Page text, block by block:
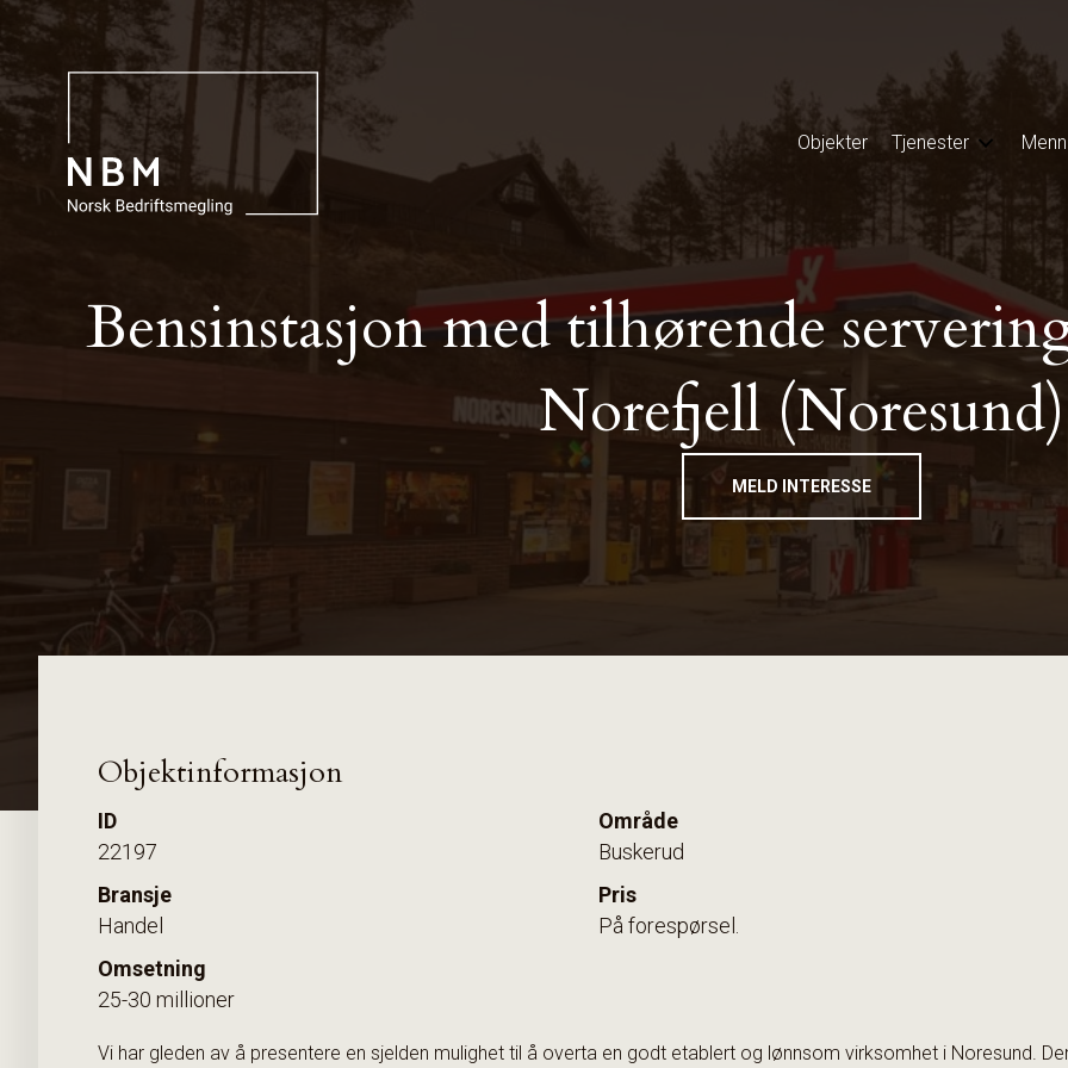
Objekter Tjenester
Bensinstasjon med tilhørende
Norefjell (Noresund)
MELD INTERESSE
Objektinformasjon
ID
22197
Område
Buskerud
Bransje
Handel
Pris
På forespørsel.
Omsetning
25-30 millioner
Vi har gleden av å presentere en sjelden mulighet til å overta en godt etablert og lønnsom virksomhet i Noresund.